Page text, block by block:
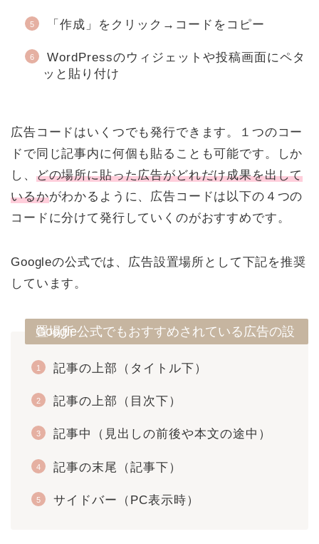
「作成」をクリック→コードをコピー
WordPressのウィジェットや投稿画面にペタ
ッと貼り付け
広告コードはいくつでも発行できます。１つのコー
ドで同じ記事内に何個も貼ることも可能です。しか
し、 どの場所に貼った広告がどれだけ成果を出して
いるかがわかるように、広告コードは以下の４つの
コードに分けて発行していくのがおすすめです。
Googleの公式では、広告設置場所として下記を推奨
しています。
Google公式でもおすすめされている広告の設置場所
記事の上部（タイトル下）
記事の上部（目次下）
記事中（見出しの前後や本文の途中）
記事の末尾（記事下）
サイドバー（PC表示時）